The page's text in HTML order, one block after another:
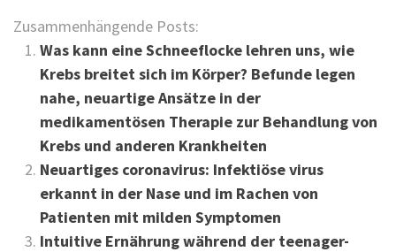
Zusammenhängende Posts:
Was kann eine Schneeflocke lehren uns, wie
Krebs breitet sich im Körper? Befunde legen
nahe, neuartige Ansätze in der
medikamentösen Therapie zur Behandlung von
Krebs und anderen Krankheiten
Neuartiges coronavirus: Infektiöse virus
erkannt in der Nase und im Rachen von
Patienten mit milden Symptomen
Intuitive Ernährung während der teenager-